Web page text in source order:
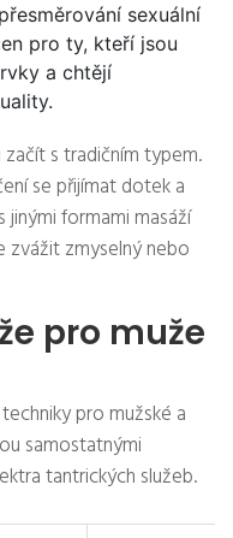
sexuální
pro ty, kteří jsou
a chtějí
s tradičním typem.
se přijímat dotek a
jinými formami masáží
zmyselný nebo
pro muže
pro mužské a
samostatnými
tantrických služeb.